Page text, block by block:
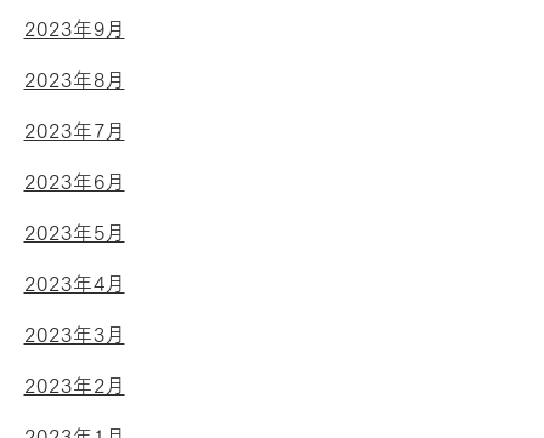
2023年9月
2023年8月
2023年7月
2023年6月
2023年5月
2023年4月
2023年3月
2023年2月